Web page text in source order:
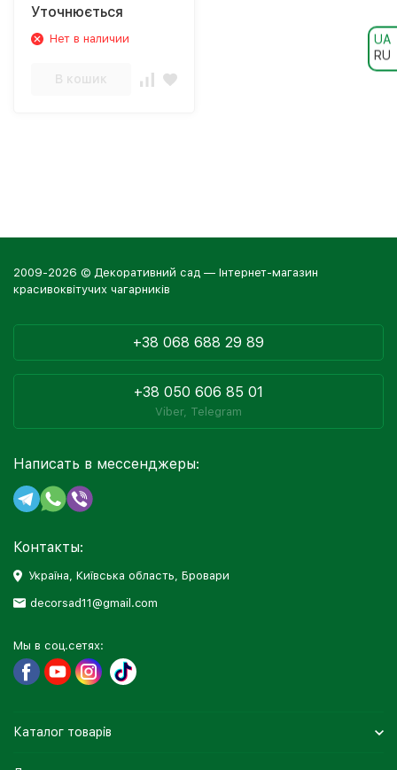
UA
RU
Уточнюється
Нет в наличии
В кошик
2009-2026 © Декоративний сад — Інтернет-магазин
красивоквітучих чагарників
+38 068 688 29 89
+38 050 606 85 01
Viber, Telegram
Написать в мессенджеры:
Контакты:
Україна, Київська область, Бровари
decorsad11@gmail.com
Мы в соц.сетях:
Каталог товарів